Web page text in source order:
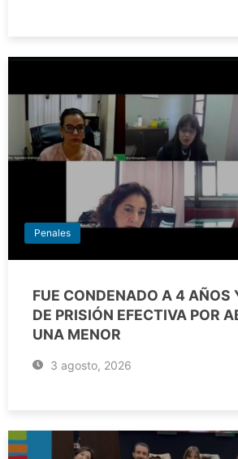
Penales
FUE CONDENADO A 4 AÑOS
DE PRISIÓN EFECTIVA POR
UNA MENOR
3 agosto, 2026